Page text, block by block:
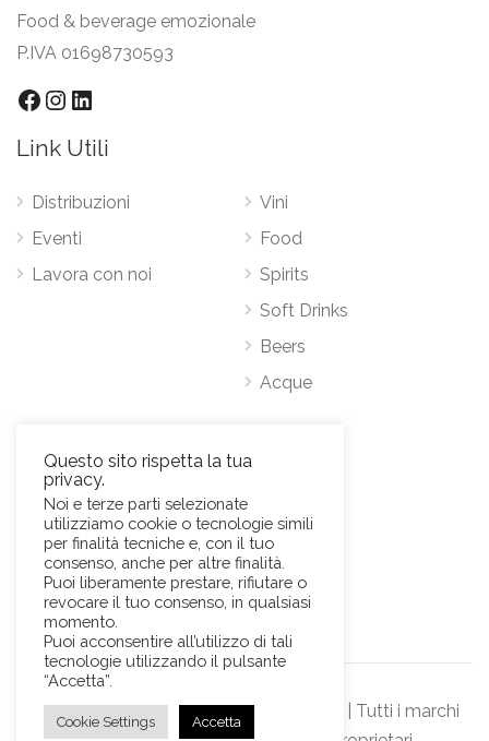
Food & beverage emozionale
P.IVA 01698730593
Facebook
Instagram
LinkedIn
Link Utili
Distribuzioni
Eventi
Lavora con noi
Vini
Food
Spirits
Soft Drinks
Beers
Acque
Via Antonio Pacinotti 63, 00146 Roma
Mob.+39 3384389569
E-Mail:news@sviluppohoreca.it
© Sviluppo Horeca s.r.l. Official Website | Tutti i marchi
Questo sito rispetta la tua
privacy.
Noi e terze parti selezionate
utilizziamo cookie o tecnologie simili
per finalità tecniche e, con il tuo
consenso, anche per altre finalità.
Puoi liberamente prestare, rifiutare o
revocare il tuo consenso, in qualsiasi
momento.
Puoi acconsentire all’utilizzo di tali
tecnologie utilizzando il pulsante
“Accetta”.
Cookie Settings Accetta